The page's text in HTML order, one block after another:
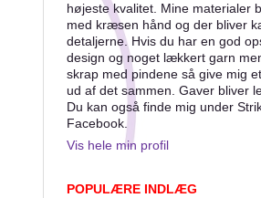
højeste kvalitet. Mine materialer
med kræsen hånd og der bliver
detaljerne. Hvis du har en god
design og noget lækkert garn
skrap med pindene så give mig
ud af det sammen. Gaver bliver
Du kan også finde mig under
Facebook.
Vis hele min profil
POPULÆRE INDLÆG